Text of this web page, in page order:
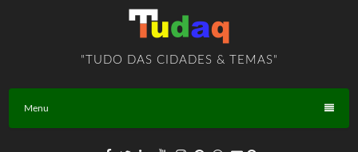
"TUDO DAS CIDADES & TEMAS"
Menu